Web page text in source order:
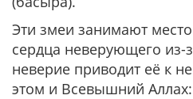
Эти змеи занимают
сердца неверующего из-
неверие приводит её к
этом и Всевышний Аллах: